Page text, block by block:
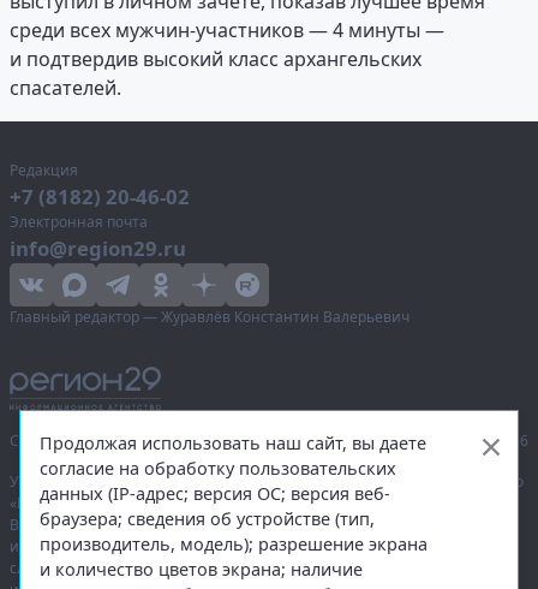
среди всех мужчин-участников — 4 минуты —
и подтвердив высокий класс архангельских
спасателей.
Редакция
+7 (8182) 20-46-02
Электронная почта
info@region29.ru
Главный редактор — Журавлёв Константин Валерьевич
Сетевое издание «Информационное агентство Регион 29»,
© 2016–2026
Учредитель — общество с ограниченной ответственностью «Агентство
«Правда Севера».
Выписка из реестра зарегистрированных средств массовой
информации:ЭЛ № ФС 77-74226от 09.11.2018 выдано Федеральной
службой по надзору в сфере связи, информационных технологий
Продолжая использовать наш сайт, вы даете
согласие на обработку пользовательских
данных (IP-адрес; версия ОС; версия веб-
браузера; сведения об устройстве (тип,
производитель, модель); разрешение экрана
и количество цветов экрана; наличие